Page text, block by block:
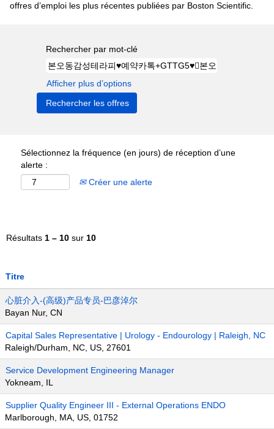
offres d’emploi les plus récentes publiées par Boston Scientific.
Rechercher par mot-clé
Afficher plus d’options
Sélectionnez la fréquence (en jours) de réception d’une
alerte :
Créer une alerte
Résultats 1 – 10 sur 10
Titre
心脏介入-(高级)产品专员-巴彦淖尔
Bayan Nur, CN
Capital Sales Representative | Urology - Endourology | Raleigh, NC
Raleigh/Durham, NC, US, 27601
Service Development Engineering Manager
Yokneam, IL
Supplier Quality Engineer III - External Operations ENDO
Marlborough, MA, US, 01752